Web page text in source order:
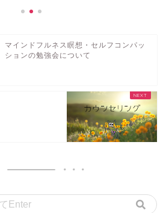
マインドフルネス瞑想・セルフコンパッ
ションの勉強会について